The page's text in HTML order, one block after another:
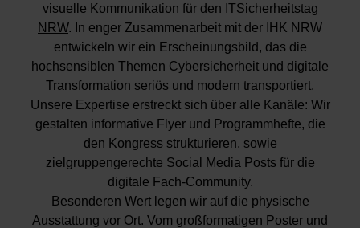
visuelle Kommunikation für den ITSicherheitstag
NRW. In enger Zusammenarbeit mit der IHK NRW
entwickeln wir ein Erscheinungsbild, das die
hochsensiblen Themen Cybersicherheit und digitale
Transformation seriös und modern transportiert.
Unsere Expertise erstreckt sich über alle Kanäle: Wir
gestalten informative Flyer und Programmhefte, die
den Kongress strukturieren, sowie
zielgruppengerechte Social Media Posts für die
digitale Fach-Community.
Besonderen Wert legen wir auf die physische
Ausstattung vor Ort. Vom großformatigen Poster und